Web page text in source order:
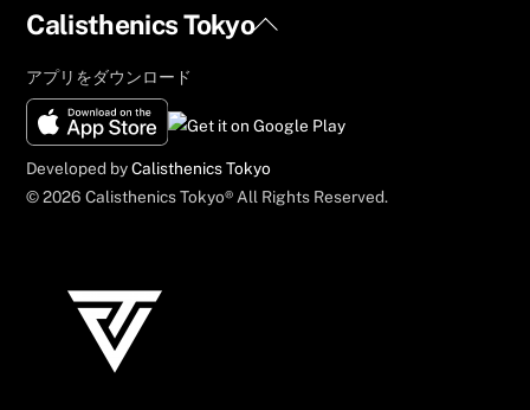
Back
Calisthenics Tokyo
アプリをダウンロード
Developed byCalisthenics Tokyo
© 2026 Calisthenics Tokyo® All Rights Reserved.